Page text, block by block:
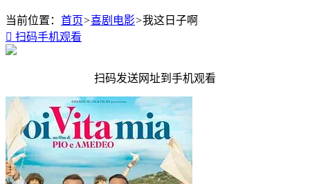
当前位置： 首页>喜剧电影>我这日子啊
 扫码手机观看
扫码发送网址到手机观看